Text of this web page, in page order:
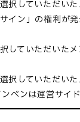
択していただい
イン」の権利が発
していただいた
択していただい
ペンは運営サイ